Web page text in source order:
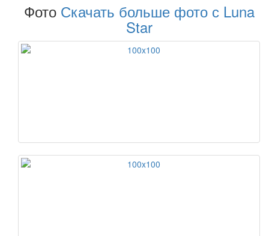
Фото Скачать больше фото с Luna
Star